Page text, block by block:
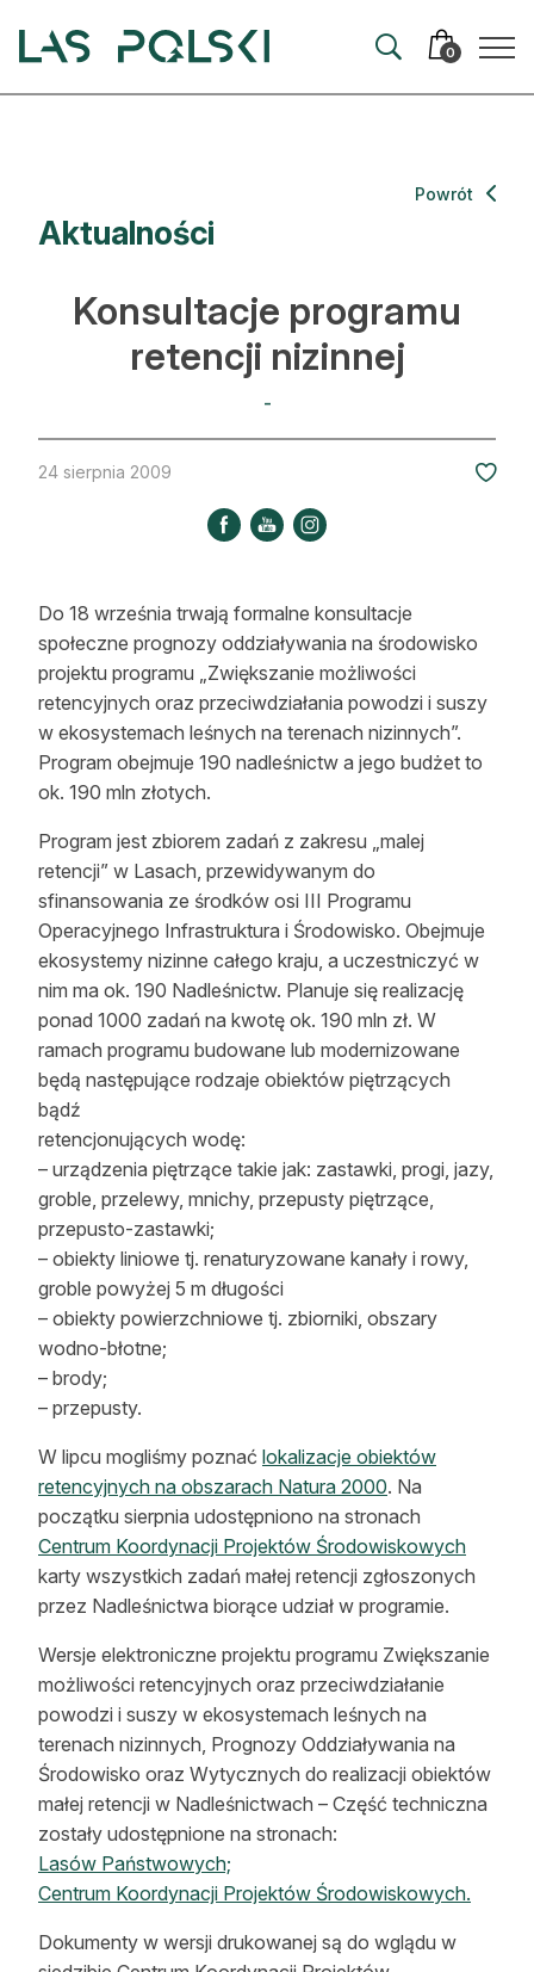
0
Artykuły
Hodowla lasu
Ochrona lasu
Nowe technologie
Kultura i historia
Auto do lasu
Dla drwala
Leśnik na zakupach
Z zagranicy
Lasy prywatne
O nas
100 lat „Lasu Polskiego”
Prenumerata
Reklama
Zostań autorem
Archiwum
Kontakt
Aktualności
Powrót
Konsultacje programu
retencji nizinnej
-
24 sierpnia 2009
Do 18 września trwają formalne konsultacje
społeczne prognozy oddziaływania na środowisko
projektu programu „Zwiększanie możliwości
retencyjnych oraz przeciwdziałania powodzi i suszy
w ekosystemach leśnych na terenach nizinnych”.
Program obejmuje 190 nadleśnictw a jego budżet to
ok. 190 mln złotych.
Program jest zbiorem zadań z zakresu „malej
retencji” w Lasach, przewidywanym do
sfinansowania ze środków osi III Programu
Operacyjnego Infrastruktura i Środowisko. Obejmuje
ekosystemy nizinne całego kraju, a uczestniczyć w
nim ma ok. 190 Nadleśnictw. Planuje się realizację
ponad 1000 zadań na kwotę ok. 190 mln zł. W
ramach programu budowane lub modernizowane
będą następujące rodzaje obiektów piętrzących
bądź
retencjonujących wodę:
– urządzenia piętrzące takie jak: zastawki, progi, jazy,
groble, przelewy, mnichy, przepusty piętrzące,
przepusto-zastawki;
– obiekty liniowe tj. renaturyzowane kanały i rowy,
groble powyżej 5 m długości
– obiekty powierzchniowe tj. zbiorniki, obszary
wodno-błotne;
– brody;
– przepusty.
W lipcu mogliśmy poznać lokalizacje obiektów
retencyjnych na obszarach Natura 2000. Na
początku sierpnia udostępniono na stronach
Centrum Koordynacji Projektów Środowiskowych
karty wszystkich zadań małej retencji zgłoszonych
przez Nadleśnictwa biorące udział w programie.
Wersje elektroniczne projektu programu Zwiększanie
możliwości retencyjnych oraz przeciwdziałanie
powodzi i suszy w ekosystemach leśnych na
terenach nizinnych, Prognozy Oddziaływania na
Środowisko oraz Wytycznych do realizacji obiektów
małej retencji w Nadleśnictwach – Część techniczna
zostały udostępnione na stronach:
Lasów Państwowych;
Centrum Koordynacji Projektów Środowiskowych.
Dokumenty w wersji drukowanej są do wglądu w